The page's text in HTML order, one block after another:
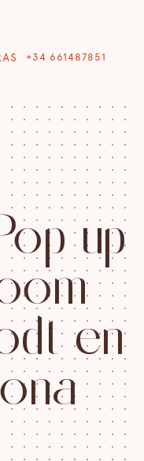
+34 661487851
op up
om
dt en
na